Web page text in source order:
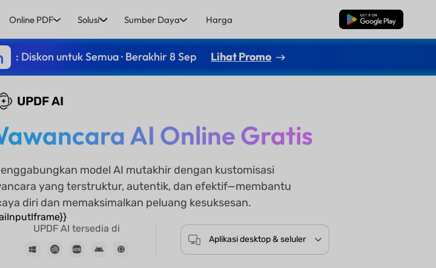
Online PDF Solusi Sumber Daya Harga Unduh Gratis
: Diskon untuk Semua · Berakhir 8 Sep Lihat Promo
UPDF AI
AI Online Gratis
model AI mutakhir dengan kustomisasi
yang terstruktur, autentik, dan efektif—membantu
diri dan memaksimalkan peluang kesuksesan.
UPDF AI tersedia di
Aplikasi desktop & seluler